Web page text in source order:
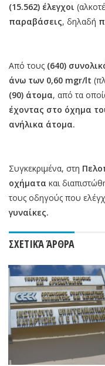
(15.562) έλεγχοι
παραβάσεις, δηλαδή
Aπό τους (640)
άνω των 0,60 mgr/lt
(90) άτομα, από τα
έχοντας στο όχημα
ανήλικα άτομα.
Συγκεκριμένα, στη
οχήματα και
τους οδηγούς που
γυναίκες.
ΣΧΕΤΙΚΆ ΆΡΘΡΑ